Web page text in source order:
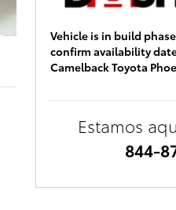
Vehicle is in build
confirm availability
Camelback Toyota
Estamos
844-